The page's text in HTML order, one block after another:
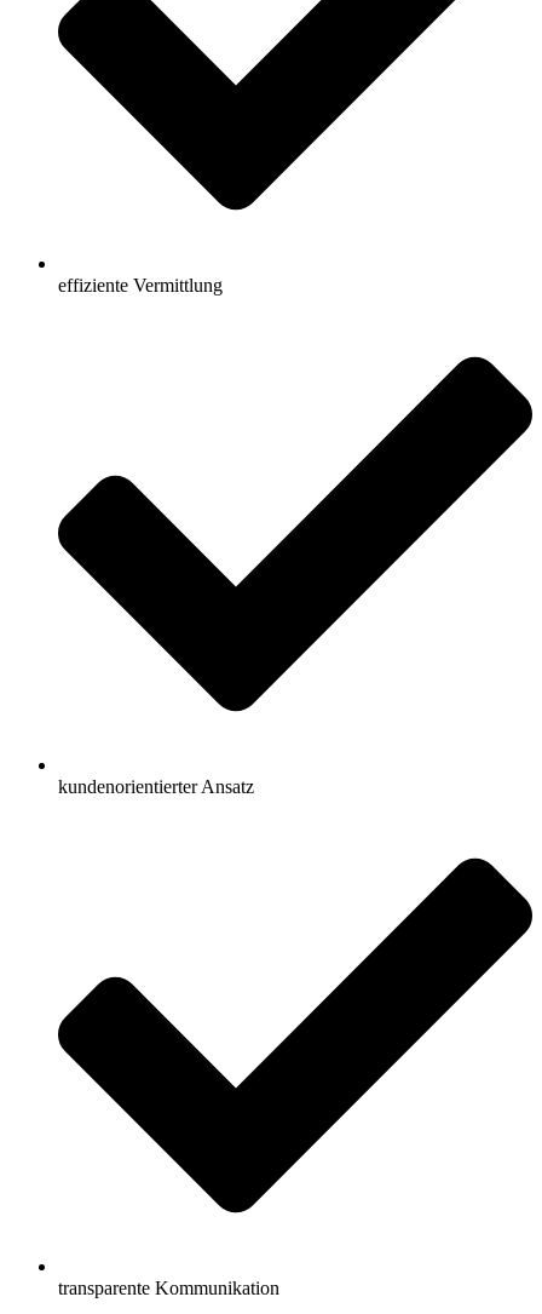
effiziente Vermittlung
kundenorientierter Ansatz
transparente Kommunikation